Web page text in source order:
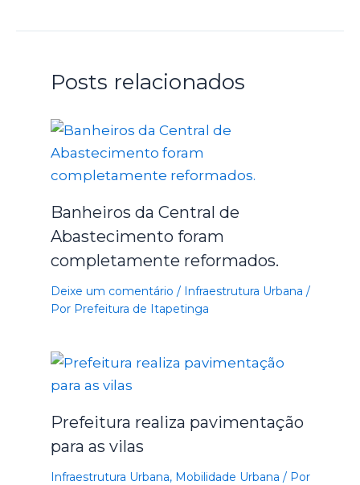
Posts relacionados
Banheiros da Central de
Abastecimento foram
completamente reformados.
Deixe um comentário / Infraestrutura Urbana /
Por Prefeitura de Itapetinga
Prefeitura realiza pavimentação
para as vilas
Infraestrutura Urbana, Mobilidade Urbana / Por